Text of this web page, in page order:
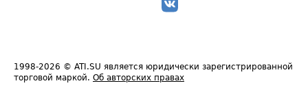
1998-2026 © ATI.SU является юридически зарегистрированной
торговой маркой. Об авторских правах